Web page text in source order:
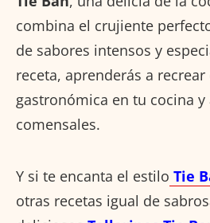
combina el crujiente
de sabores intensos y
receta, aprenderás a recrear
gastronómica en tu cocina
comensales.
Y si te encanta el estilo Tie
otras recetas igual de